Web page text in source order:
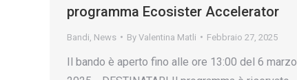
programma Ecosister Accelerator
Bandi News By Valentina Matli Febbraio 27, 2025
Il bando è aperto fino alle ore 13:00 del 6 marzo